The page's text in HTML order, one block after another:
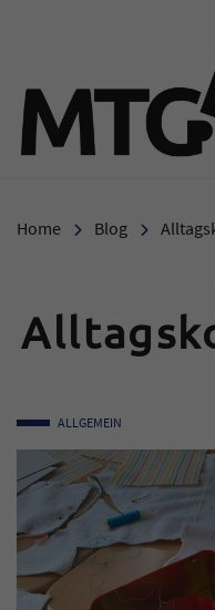
Home Blog
ALLGEMEIN